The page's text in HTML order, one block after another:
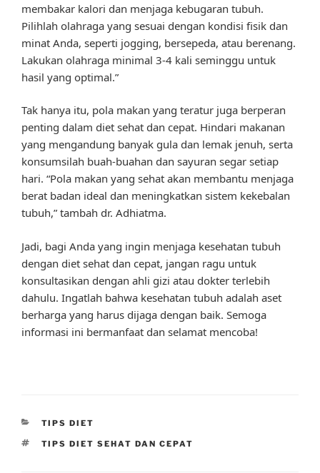
membakar kalori dan menjaga kebugaran tubuh.
Pilihlah olahraga yang sesuai dengan kondisi fisik dan
minat Anda, seperti jogging, bersepeda, atau berenang.
Lakukan olahraga minimal 3-4 kali seminggu untuk
hasil yang optimal.”
Tak hanya itu, pola makan yang teratur juga berperan
penting dalam diet sehat dan cepat. Hindari makanan
yang mengandung banyak gula dan lemak jenuh, serta
konsumsilah buah-buahan dan sayuran segar setiap
hari. “Pola makan yang sehat akan membantu menjaga
berat badan ideal dan meningkatkan sistem kekebalan
tubuh,” tambah dr. Adhiatma.
Jadi, bagi Anda yang ingin menjaga kesehatan tubuh
dengan diet sehat dan cepat, jangan ragu untuk
konsultasikan dengan ahli gizi atau dokter terlebih
dahulu. Ingatlah bahwa kesehatan tubuh adalah aset
berharga yang harus dijaga dengan baik. Semoga
informasi ini bermanfaat dan selamat mencoba!
CATEGORIES
TIPS DIET
TAGS
TIPS DIET SEHAT DAN CEPAT